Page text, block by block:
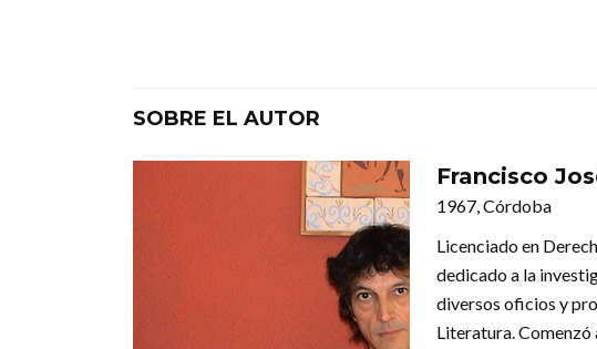
SOBRE EL AUTOR
Francisco
1967, Córdoba
Licenciado en
dedicado a la
diversos oficios y
Literatura. Comenzó